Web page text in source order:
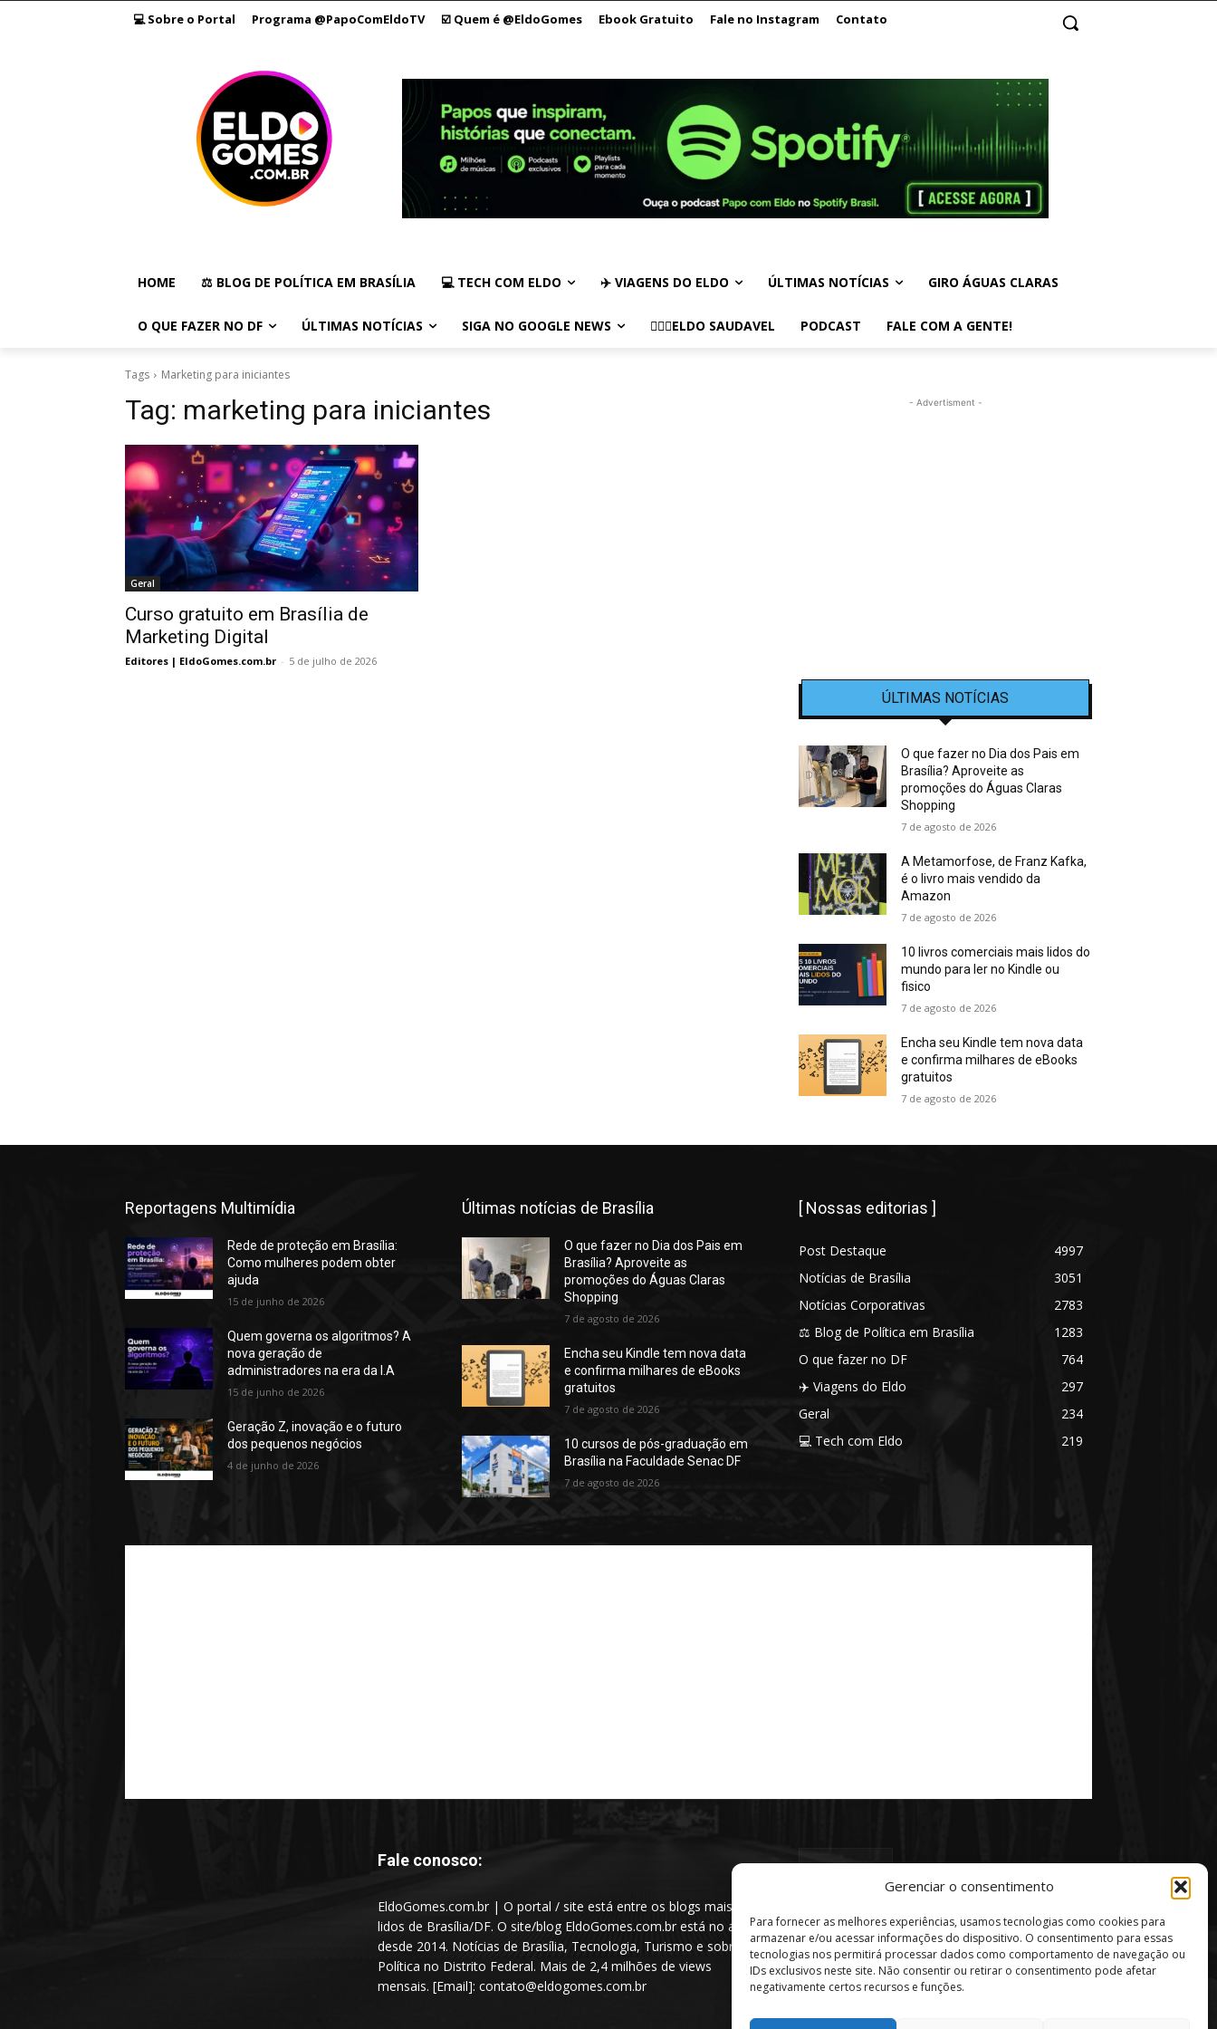
Gerenciar o consentimento
Para fornecer as melhores experiências, usamos tecnologias como cookies para
armazenar e/ou acessar informações do dispositivo. O consentimento para essas
tecnologias nos permitirá processar dados como comportamento de navegação ou
IDs exclusivos neste site. Não consentir ou retirar o consentimento pode afetar
negativamente certos recursos e funções.
💻 Sobre o Portal Programa @PapoComEldoTV ☑️ Quem é @EldoGomes Ebook Gratuito Fale no Instagram Contato
HOME ⚖️ BLOG DE POLÍTICA EM BRASÍLIA 💻 TECH COM ELDO ✈️ VIAGENS DO ELDO ÚLTIMAS NOTÍCIAS GIRO ÁGUAS CLARAS
O QUE FAZER NO DF ÚLTIMAS NOTÍCIAS SIGA NO GOOGLE NEWS 🏃🏻‍♂️ELDO SAUDAVEL PODCAST FALE COM A GENTE!
Tags Marketing para iniciantes
Tag: marketing para iniciantes
Geral
Curso gratuito em Brasília de
Marketing Digital
Editores | EldoGomes.com.br - 5 de julho de 2026
- Advertisment -
ÚLTIMAS NOTÍCIAS
O que fazer no Dia dos Pais em
Brasília? Aproveite as
promoções do Águas Claras
Shopping
7 de agosto de 2026
A Metamorfose, de Franz Kafka,
é o livro mais vendido da
Amazon
7 de agosto de 2026
10 livros comerciais mais lidos do
mundo para ler no Kindle ou
fisico
7 de agosto de 2026
Encha seu Kindle tem nova data
e confirma milhares de eBooks
gratuitos
7 de agosto de 2026
Reportagens Multimídia
Rede de proteção em Brasília:
Como mulheres podem obter
ajuda
15 de junho de 2026
Quem governa os algoritmos? A
nova geração de
administradores na era da I.A
15 de junho de 2026
Geração Z, inovação e o futuro
dos pequenos negócios
4 de junho de 2026
Últimas notícias de Brasília
O que fazer no Dia dos Pais em
Brasília? Aproveite as
promoções do Águas Claras
Shopping
7 de agosto de 2026
Encha seu Kindle tem nova data
e confirma milhares de eBooks
gratuitos
7 de agosto de 2026
10 cursos de pós-graduação em
Brasília na Faculdade Senac DF
7 de agosto de 2026
[ Nossas editorias ]
Post Destaque
4997
Notícias de Brasília
3051
Notícias Corporativas
2783
⚖️ Blog de Política em Brasília
1283
O que fazer no DF
764
✈️ Viagens do Eldo
297
Geral
234
💻 Tech com Eldo
219
Fale conosco:
EldoGomes.com.br | O portal / site está entre os blogs mais
lidos de Brasília/DF. O site/blog EldoGomes.com.br está no ar
desde 2014. Notícias de Brasília, Tecnologia, Turismo e sobre a
Política no Distrito Federal. Mais de 2,4 milhões de views
mensais. [Email]: contato@eldogomes.com.br